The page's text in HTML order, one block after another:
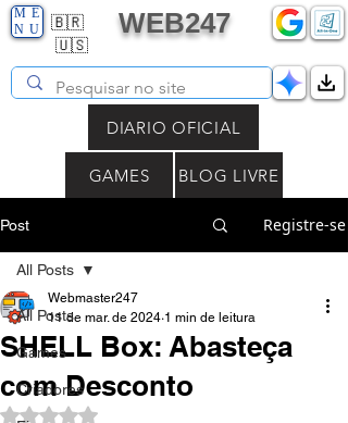
🇧🇷
🇺🇸
ME
NU
WEB247
DIARIO OFICIAL
GAMES BLOG LIVRE
Post Registre-se
All Posts
Games
Criadores
All Posts
SHELL Box: Abasteça
com Desconto
Webmaster247
11 de mar. de 2024 1 min de leitura
Avaliado com NaN de 5 estrelas.